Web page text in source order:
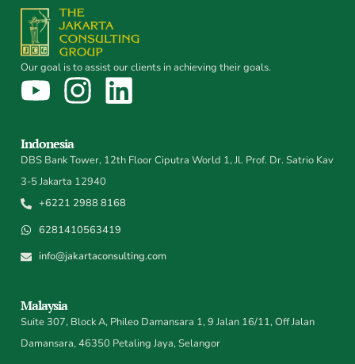
Our goal is to assist our clients in achieving their goals.
Indonesia
DBS Bank Tower, 12th Floor Ciputra World 1, Jl. Prof. Dr. Satrio Kav
3-5 Jakarta 12940
+6221 2988 8168
6281410563419
info@jakartaconsulting.com
Malaysia
Suite 307, Block A, Phileo Damansara 1, 9 Jalan 16/11, Off Jalan
Damansara, 46350 Petaling Jaya, Selangor